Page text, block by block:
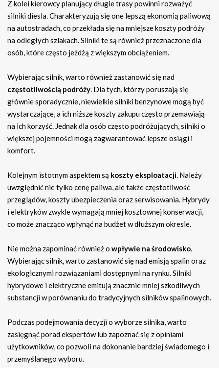
Z kolei kierowcy planujący długie trasy powinni rozważyć
silniki diesla. Charakteryzują się one lepszą ekonomią paliwową
na autostradach, co przekłada się na mniejsze koszty podróży
na odległych szlakach. Silniki te są również przeznaczone dla
osób, które często jeżdżą z większym obciążeniem.
Wybierając silnik, warto również zastanowić się nad
częstotliwością podróży. Dla tych, którzy poruszają się
głównie sporadycznie, niewielkie silniki benzynowe mogą być
wystarczające, a ich niższe koszty zakupu często przemawiają
na ich korzyść. Jednak dla osób często podróżujących, silniki o
większej pojemności mogą zagwarantować lepsze osiągi i
komfort.
Kolejnym istotnym aspektem są koszty eksploatacji. Należy
uwzględnić nie tylko cenę paliwa, ale także częstotliwość
przeglądów, koszty ubezpieczenia oraz serwisowania. Hybrydy
i elektryków zwykle wymagają mniej kosztownej konserwacji,
co może znacząco wpłynąć na budżet w dłuższym okresie.
Nie można zapominać również o wpływie na środowisko.
Wybierając silnik, warto zastanowić się nad emisją spalin oraz
ekologicznymi rozwiązaniami dostępnymi na rynku. Silniki
hybrydowe i elektryczne emitują znacznie mniej szkodliwych
substancji w porównaniu do tradycyjnych silników spalinowych.
Podczas podejmowania decyzji o wyborze silnika, warto
zasięgnąć porad ekspertów lub zapoznać się z opiniami
użytkowników, co pozwoli na dokonanie bardziej świadomego i
przemyślanego wyboru.